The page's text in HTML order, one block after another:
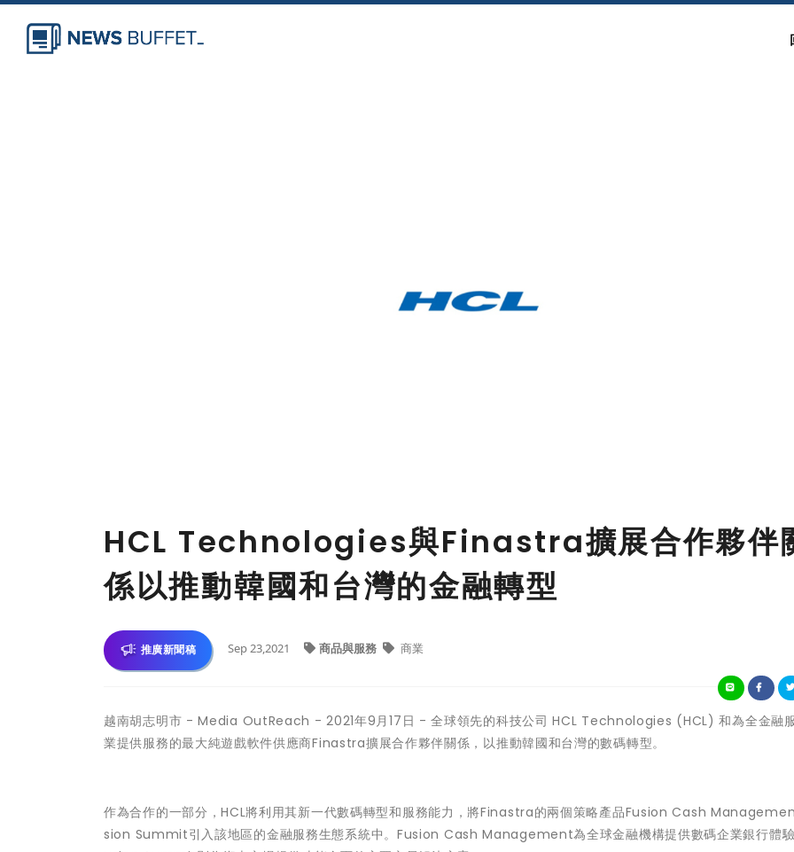
HCL Technologies與Finastra擴展合作夥伴
係以推動韓國和台灣的金融轉型
推廣新聞稿 Sep 23,2021 商品與服務 商業
越南胡志明市 -Media OutReach - 2021年9月17日 - 全球領先的科技公司HCL Technologies (HCL) 和為全金融
業提供服務的最大純遊戲軟件供應商Finastra擴展合作夥伴關係，以推動韓國和台灣的數碼轉型。
作為合作的一部分，HCL將利用其新一代數碼轉型和服務能力，將Finastra的兩個策略產品Fusion Cash
sion Summit引入該地區的金融服務生態系統中。Fusion Cash Management為全球金融機構提供數碼企業銀行體